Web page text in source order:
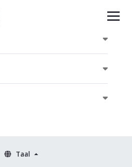
Taal